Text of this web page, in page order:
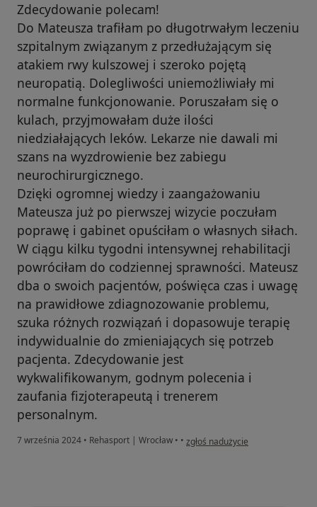
Zdecydowanie polecam!
Do Mateusza trafiłam po długotrwałym leczeniu
szpitalnym związanym z przedłużającym się
atakiem rwy kulszowej i szeroko pojętą
neuropatią. Dolegliwości uniemożliwiały mi
normalne funkcjonowanie. Poruszałam się o
kulach, przyjmowałam duże ilości
niedziałających leków. Lekarze nie dawali mi
szans na wyzdrowienie bez zabiegu
neurochirurgicznego.
Dzięki ogromnej wiedzy i zaangażowaniu
Mateusza już po pierwszej wizycie poczułam
poprawę i gabinet opuściłam o własnych siłach.
W ciągu kilku tygodni intensywnej rehabilitacji
powróciłam do codziennej sprawności. Mateusz
dba o swoich pacjentów, poświęca czas i uwagę
na prawidłowe zdiagnozowanie problemu,
szuka różnych rozwiązań i dopasowuje terapię
indywidualnie do zmieniających się potrzeb
pacjenta. Zdecydowanie jest
wykwalifikowanym, godnym polecenia i
zaufania fizjoterapeutą i trenerem
personalnym.
7 września 2024 • Rehasport | Wrocław • • w opinii użytkownika A.
zgłoś nadużycie